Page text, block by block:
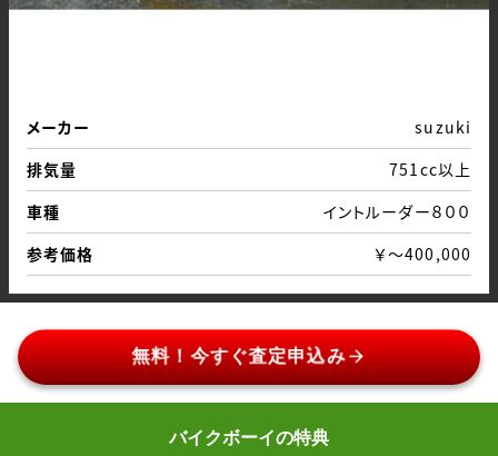
メーカー
suzuki
排気量
751cc以上
車種
イントルーダー８００
参考価格
￥～400,000
無料！今すぐ査定申込みarrow_forward
バイクボーイの特典